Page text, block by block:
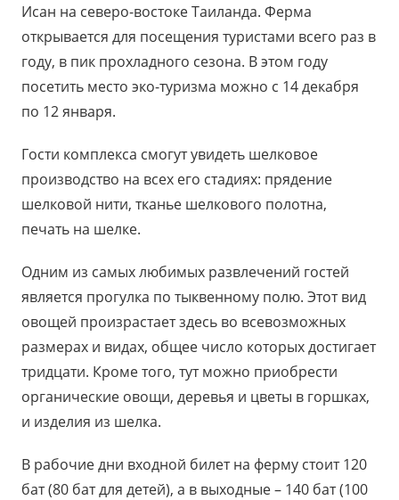
Исан на северо-востоке Таиланда. Ферма
открывается для посещения туристами всего раз в
году, в пик прохладного сезона. В этом году
посетить место эко-туризма можно с 14 декабря
по 12 января.
Гости комплекса смогут увидеть шелковое
производство на всех его стадиях: прядение
шелковой нити, тканье шелкового полотна,
печать на шелке.
Одним из самых любимых развлечений гостей
является прогулка по тыквенному полю. Этот вид
овощей произрастает здесь во всевозможных
размерах и видах, общее число которых достигает
тридцати. Кроме того, тут можно приобрести
органические овощи, деревья и цветы в горшках,
и изделия из шелка.
В рабочие дни входной билет на ферму стоит 120
бат (80 бат для детей), а в выходные – 140 бат (100